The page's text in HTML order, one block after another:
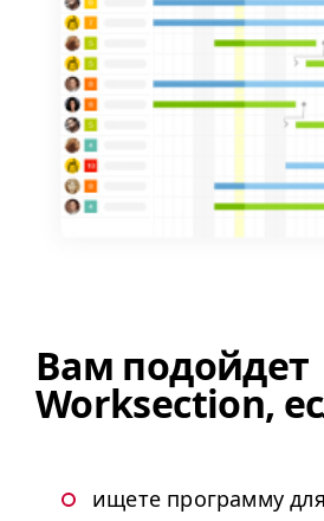
Вам подойдет
Worksection,
ищете программу